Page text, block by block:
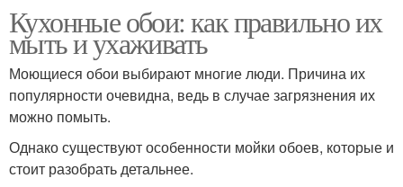
Кухонные обои: как правильно их
мыть и ухаживать
Моющиеся обои выбирают многие люди. Причина их
популярности очевидна, ведь в случае загрязнения их
можно помыть.
Однако существуют особенности мойки обоев, которые и
стоит разобрать детальнее.